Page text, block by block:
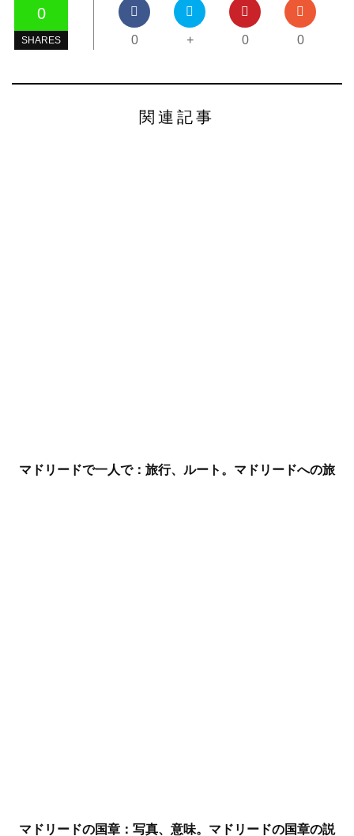
0
SHARES 0 + 0 0
関連記事
マドリードで一人で：旅行、ルート。マドリードへの旅
マドリードの国章：写真、意味。マドリードの国章の説